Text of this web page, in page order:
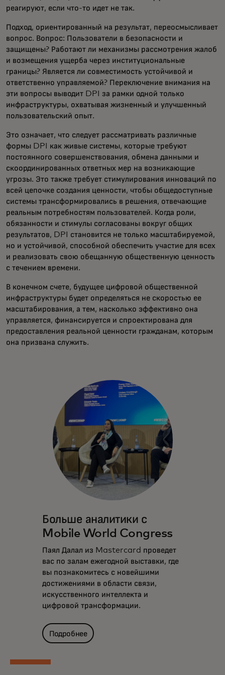
реагируют, если что-то идет не так.
Подход, ориентированный на результат, переосмысливает
вопрос. Вопрос: Пользователи в безопасности и
защищены? Работают ли механизмы рассмотрения жалоб
и возмещения ущерба через институциональные
границы? Является ли совместимость устойчивой и
ответственно управляемой? Переключение внимания на
эти вопросы выводит DPI за рамки одной только
инфраструктуры, охватывая жизненный и улучшенный
пользовательский опыт.
Это означает, что следует рассматривать различные
формы DPI как живые системы, которые требуют
постоянного совершенствования, обмена данными и
скоординированных ответных мер на возникающие
угрозы. Это также требует стимулирования инноваций по
всей цепочке создания ценности, чтобы общедоступные
системы трансформировались в решения, отвечающие
реальным потребностям пользователей. Когда роли,
обязанности и стимулы согласованы вокруг общих
результатов, DPI становится не только масштабируемой,
но и устойчивой, способной обеспечить участие для всех
и реализовать свою обещанную общественную ценность
с течением времени.
В конечном счете, будущее цифровой общественной
инфраструктуры будет определяться не скоростью ее
масштабирования, а тем, насколько эффективно она
управляется, финансируется и спроектирована для
предоставления реальной ценности гражданам, которым
она призвана служить.
Больше аналитики с
Mobile World Congress
Паял Далал из Mastercard проведет
вас по залам ежегодной выставки, где
вы познакомитесь с новейшими
достижениями в области связи,
искусственного интеллекта и
цифровой трансформации.
Подробнее